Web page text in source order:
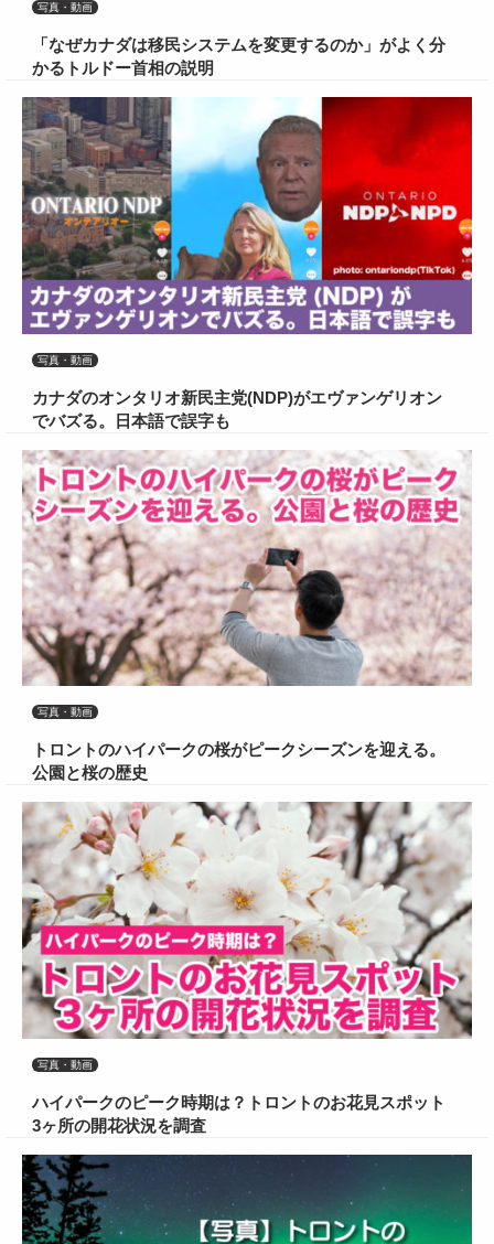
写真・動画
「なぜカナダは移民システムを変更するのか」がよく分
かるトルドー首相の説明
写真・動画
カナダのオンタリオ新民主党(NDP)がエヴァンゲリオン
でバズる。日本語で誤字も
写真・動画
トロントのハイパークの桜がピークシーズンを迎える。
公園と桜の歴史
写真・動画
ハイパークのピーク時期は？トロントのお花見スポット
3ヶ所の開花状況を調査